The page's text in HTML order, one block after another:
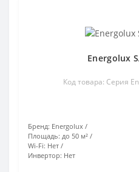
Energolux
Код товара: Серия
Бренд: Energolux
Площадь: до 50 м²
Wi-Fi: Нет
Инвертор: Нет